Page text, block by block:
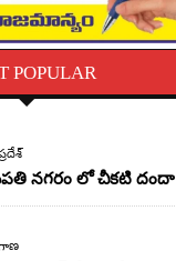
POPULAR
నగరం లో చీకటి దందా